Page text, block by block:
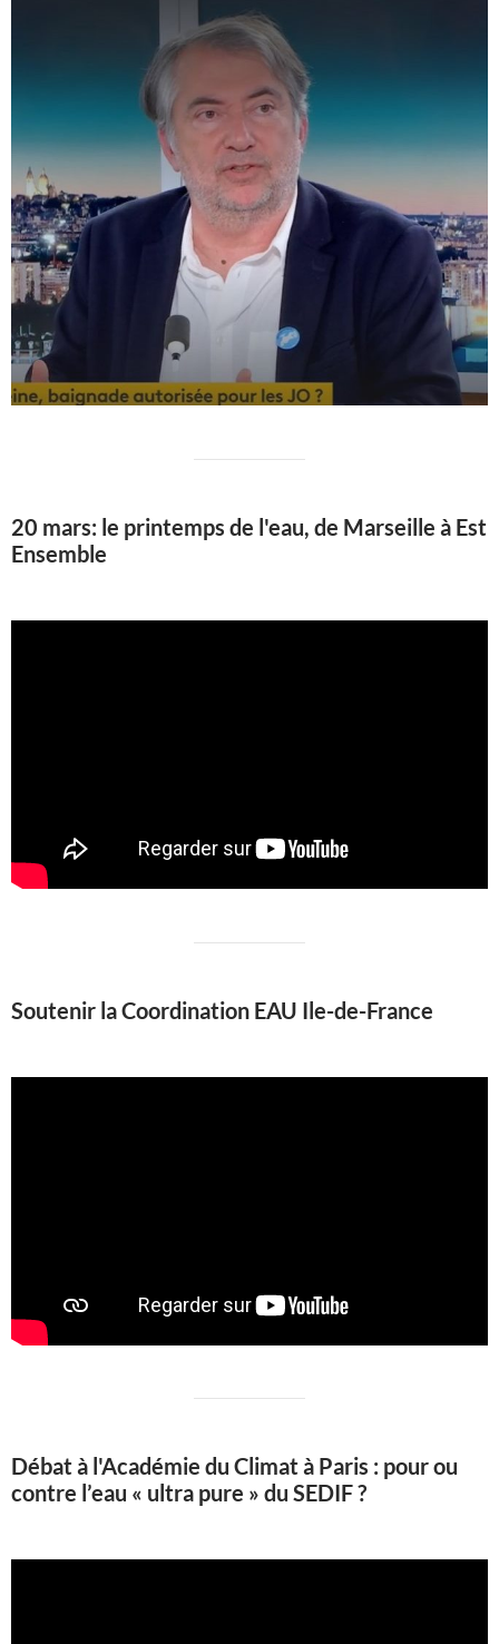
20 mars: le printemps de l'eau, de Marseille à Est
Ensemble
Soutenir la Coordination EAU Ile-de-France
Débat à l'Académie du Climat à Paris : pour ou
contre l’eau « ultra pure » du SEDIF ?